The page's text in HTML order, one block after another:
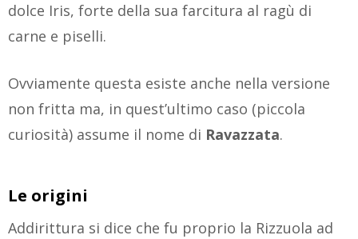
dolce Iris, forte della sua farcitura al ragù di
carne e piselli.
Ovviamente questa esiste anche nella versione
non fritta ma, in quest’ultimo caso (piccola
curiosità) assume il nome di Ravazzata.
Le origini
Addirittura si dice che fu proprio la Rizzuola ad